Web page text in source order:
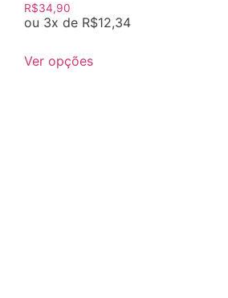
R$34,90
ou 3x de R$12,34
Ver opções